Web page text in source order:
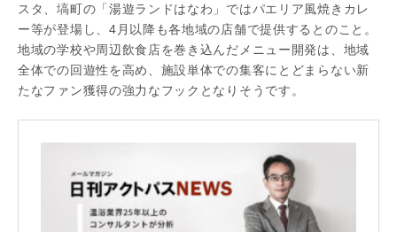
スタ、塙町の「湯遊ランドはなわ」ではパエリア風焼きカレ
ー等が登場し、4月以降も各地域の店舗で提供するとのこと。
地域の学校や周辺飲食店を巻き込んだメニュー開発は、地域
全体での回遊性を高め、施設単体での集客にとどまらない新
たなファン獲得の強力なフックとなりそうです。